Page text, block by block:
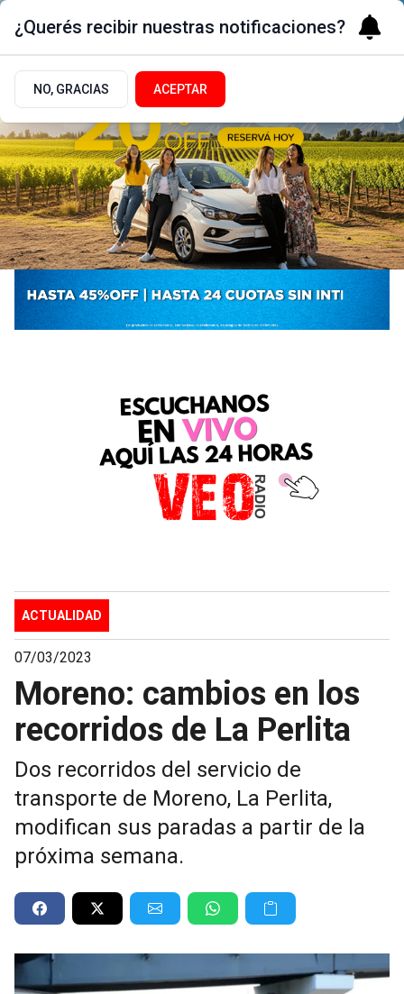
ACTUALIDAD
07/03/2023
Moreno: cambios en los
recorridos de La Perlita
Dos recorridos del servicio de
transporte de Moreno, La Perlita,
modifican sus paradas a partir de la
próxima semana.
¿Querés recibir nuestras notificaciones?
NO, GRACIAS ACEPTAR